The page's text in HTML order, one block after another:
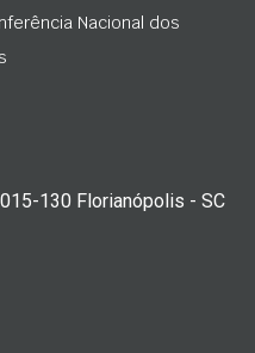
Nacional dos
130 Florianópolis - SC